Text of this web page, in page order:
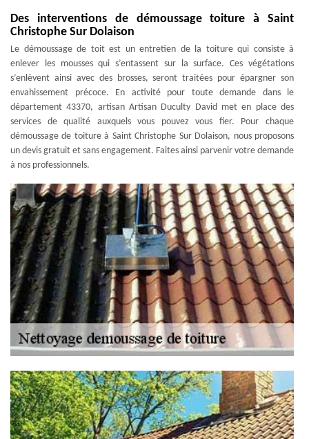
Des interventions de démoussage toiture à Saint
Christophe Sur Dolaison
Le démoussage de toit est un entretien de la toiture qui consiste à
enlever les mousses qui s’entassent sur la surface. Ces végétations
s’enlèvent ainsi avec des brosses, seront traitées pour épargner son
envahissement précoce. En activité pour toute demande dans le
département 43370, artisan Artisan Duculty David met en place des
services de qualité auxquels vous pouvez vous fier. Pour chaque
démoussage de toiture à Saint Christophe Sur Dolaison, nous proposons
un devis gratuit et sans engagement. Faites ainsi parvenir votre demande
à nos professionnels.